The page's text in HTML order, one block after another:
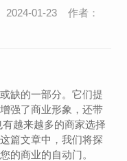
2024-01-23 作者：
缺的一部分。它们提
强了商业形象，还带
越来越多的商家选择
篇文章中，我们将探
的商业的自动门。